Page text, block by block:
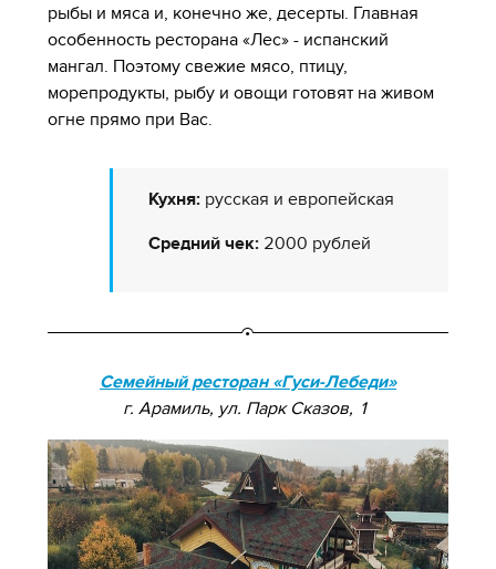
рыбы и мяса и, конечно же, десерты. Главная
особенность ресторана «Лес» - испанский
мангал. Поэтому свежие мясо, птицу,
морепродукты, рыбу и овощи готовят на живом
огне прямо при Вас.
Кухня: русская и европейская
Средний чек: 2000 рублей
Семейный ресторан «Гуси-Лебеди»
г. Арамиль, ул. Парк Сказов, 1